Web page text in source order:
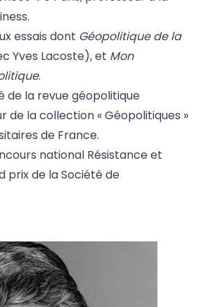
essais dont Géopolitique de la
Yves Lacoste), et Mon
.
de la revue géopolitique
de la collection « Géopolitiques »
de France.
national Résistance et
prix de la Société de